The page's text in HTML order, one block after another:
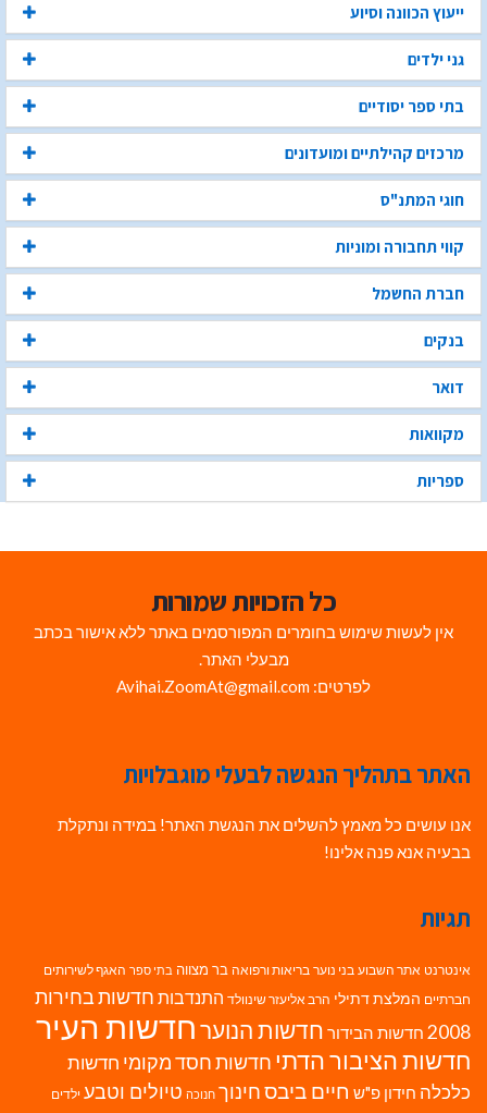
ייעוץ הכוונה וסיוע
גני ילדים
בתי ספר יסודיים
מרכזים קהילתיים ומועדונים
חוגי המתנ"ס
קווי תחבורה ומוניות
חברת החשמל
בנקים
דואר
מקוואות
ספריות
כל הזכויות שמורות
אין לעשות שימוש בחומרים המפורסמים באתר ללא אישור בכתב
מבעלי האתר.
לפרטים: Avihai.ZoomAt@gmail.com
האתר בתהליך הנגשה לבעלי מוגבלויות
אנו עושים כל מאמץ להשלים את הנגשת האתר! במידה ונתקלת
בבעיה אנא פנה אלינו!
תגיות
אינטרנט אתר השבוע בני נוער בריאות ורפואה בר מצווה בתי ספר האגף לשירותים
חברתיים המלצת דתילי הרב אליעזר שינוולד התנדבות חדשות בחירות
2008 חדשות הבידור חדשות הנוערחדשות העיר
חדשות הציבור הדתי חדשות חסד מקומי חדשות
כלכלה חידון פ"ש חיים ביבסחינוך חנוכה טיולים וטבע ילדים